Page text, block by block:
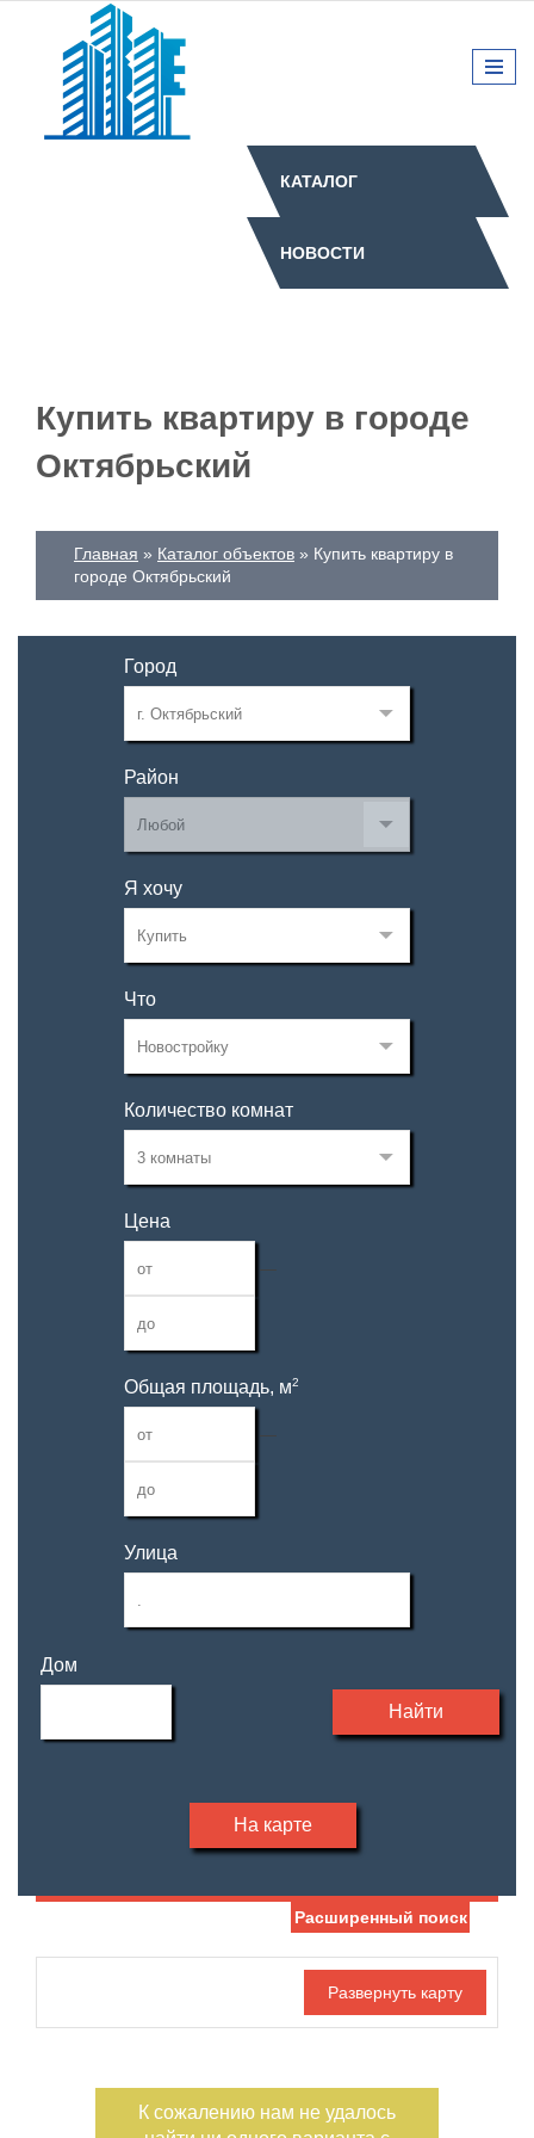
КАТАЛОГ
НОВОСТИ
Купить квартиру в городе
Октябрьский
Главная Каталог объектов
Купить квартиру в
городе Октябрьский
Город
Район
Я хочу
Что
Количество комнат
Цена
—
Общая площадь, м2
—
Улица
Дом
Найти
На карте
Жилая площадь
—
Площадь кухни
Этаж
Расширенный поиск
К сожалению нам не удалось